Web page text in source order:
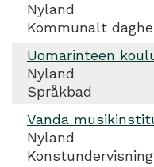
Nyland
Kommunalt
Uomarinteen
Nyland
Språkbad
Vanda
Nyland